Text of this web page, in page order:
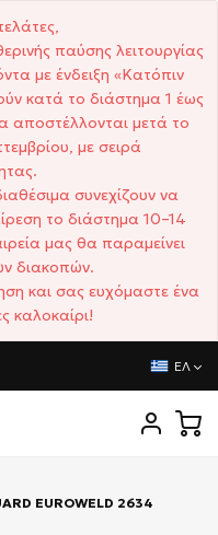
παύσης λειτουργίας
με ένδειξη «Κατόπιν
κατά το διάστημα 1 έως
αποστέλλονται μετά το
με σειρά
συνεχίζουν να
το διάστημα 10–14
μας θα παραμείνει
διακοπών.
και σας ευχόμαστε ένα
καλοκαίρι!
ΕΛ
EUROWELD 2634